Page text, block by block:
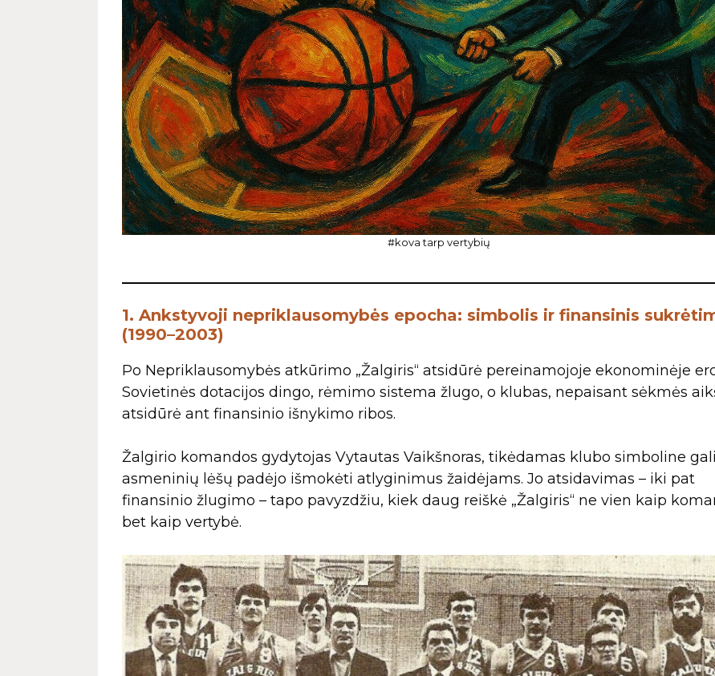
#kova tarp vertybių
1. Ankstyvoji nepriklausomybės epocha: simbolis ir finansinis
(1990–2003)
Po Nepriklausomybės atkūrimo „Žalgiris“ atsidūrė pereinamojoje ekonominėje
Sovietinės dotacijos dingo, rėmimo sistema žlugo, o klubas, nepaisant sėkmės
atsidūrė ant finansinio išnykimo ribos.
Žalgirio komandos gydytojas Vytautas Vaikšnoras, tikėdamas klubo simboline
asmeninių lėšų padėjo išmokėti atlyginimus žaidėjams. Jo atsidavimas – iki pat
finansinio žlugimo – tapo pavyzdžiu, kiek daug reiškė „Žalgiris“ ne vien kaip
bet kaip vertybė.